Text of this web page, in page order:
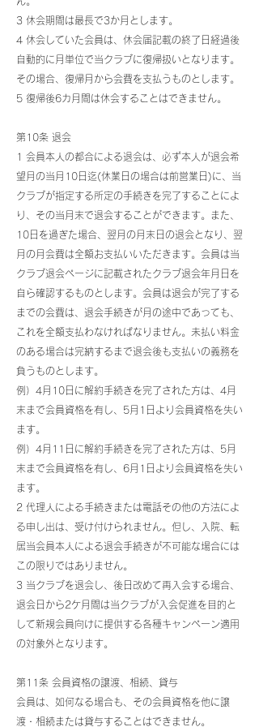
3 休会期間は最長で3か月とします。
4 休会していた会員は、休会届記載の終了日経過後
自動的に月単位で当クラブに復帰扱いとなります。
その場合、復帰月から会費を支払うものとします。
5 復帰後6カ月間は休会することはできません。
第10条 退会
1 会員本人の都合による退会は、必ず本人が退会希
望月の当月10日迄(休業日の場合は前営業日)に、当
クラブが指定する所定の手続きを完了することによ
り、その当月末で退会することができます。また、
10日を過ぎた場合、翌月の月末日の退会となり、翌
月の月会費は全額お支払いいただきます。会員は当
クラブ退会ページに記載されたクラブ退会年月日を
自ら確認するものとします。会員は退会が完了する
までの会費は、退会手続きが月の途中であっても、
これを全額支払わなければなりません。未払い料金
のある場合は完納するまで退会後も支払いの義務を
負うものとします。
例）4月10日に解約手続きを完了された方は、4月
末まで会員資格を有し、5月1日より会員資格を失い
ます。
例）4月11日に解約手続きを完了された方は、5月
末まで会員資格を有し、6月1日より会員資格を失い
ます。
2 代理人による手続きまたは電話その他の方法によ
る申し出は、受け付けられません。但し、入院、転
居当会員本人による退会手続きが不可能な場合には
この限りではありません。
3 当クラブを退会し、後日改めて再入会する場合、
退会日から2ケ月間は当クラブが入会促進を目的と
して新規会員向けに提供する各種キャンペーン適用
の対象外となります。
第11条 会員資格の譲渡、相続、貸与
会員は、如何なる場合も、その会員資格を他に譲
渡・相続または貸与することはできません。